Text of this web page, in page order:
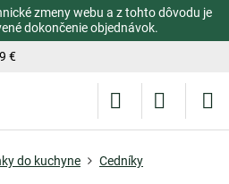
zmeny webu a z tohto dôvodu je
dokončenie objednávok.
€
do kuchyne Cedníky